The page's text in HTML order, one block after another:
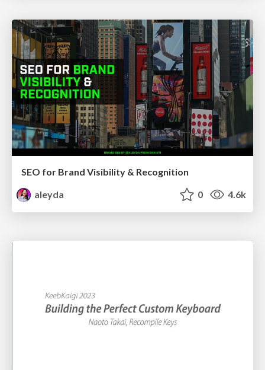
SEO for Brand Visibility & Recognition
aleyda
0 4.6k